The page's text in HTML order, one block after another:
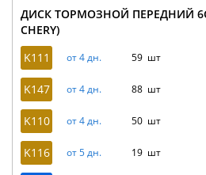
ДИСК ТОРМОЗНОЙ ПЕРЕДНИЙ
CHERY)
K111
от 4 дн. 59 шт
K147 от 4 дн. 88 шт
K110 от 4 дн. 50 шт
K116 от 5 дн. 19 шт